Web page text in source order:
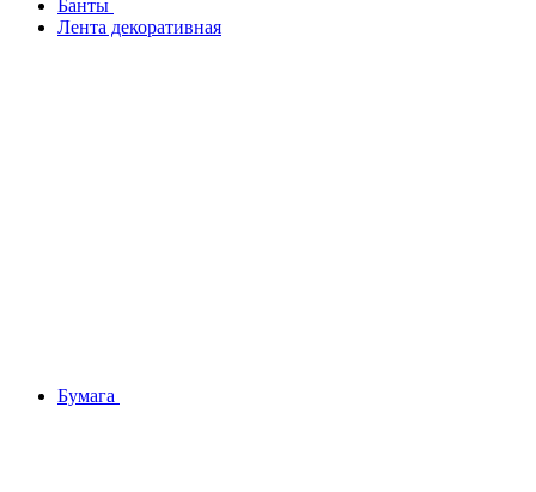
Банты
Лента декоративная
Бумага